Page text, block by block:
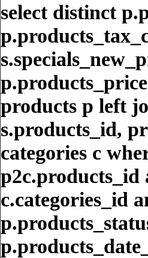
select distinct
products p left
s.products_id,
categories c
p2c.products_id
c.categories_id